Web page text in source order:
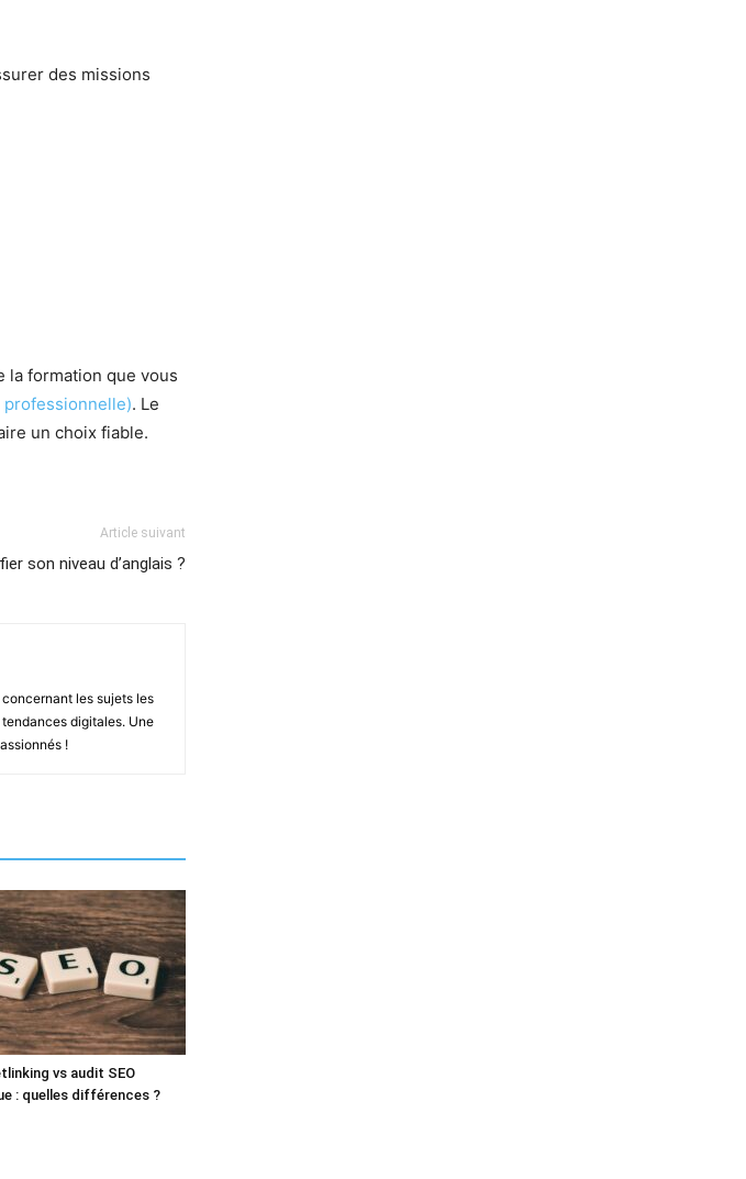
des missions
la formation que vous
. Le
un choix fiable.
Article suivant
son niveau d’anglais ?
les sujets les
digitales. Une
!
vs audit SEO
: quelles différences ?